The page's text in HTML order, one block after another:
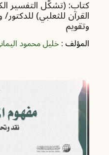
كتاب: (تشكُّل التفسير
القرآن للثعلبي)
وتقويم
المؤلف :خليل محمود